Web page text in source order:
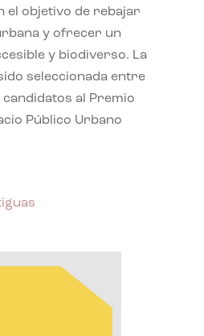
el objetivo de rebajar
y ofrecer un
y biodiverso. La
seleccionada entre
candidatos al Premio
Público Urbano